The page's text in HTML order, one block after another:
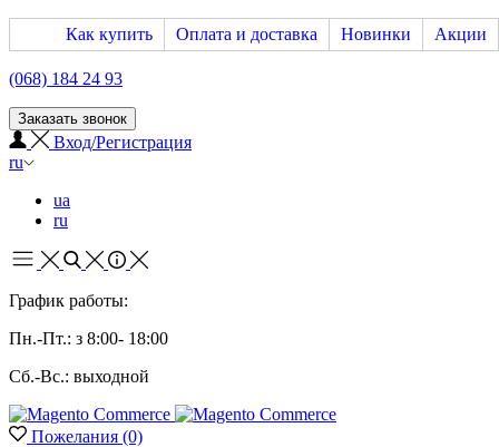
Как купить Оплата и доставка Новинки Акции
(068) 184 24 93
Заказать звонок
Вход/Регистрация
ru
ua
ru
График работы:
Пн.-Пт.: з 8:00- 18:00
Сб.-Вс.: выходной
Пожелания (0)